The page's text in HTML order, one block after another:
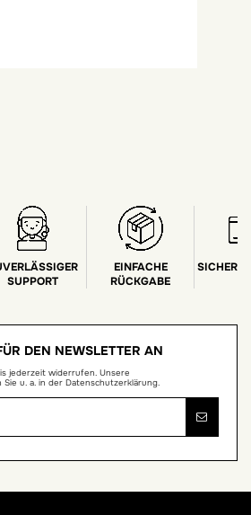
SUPPORT
EINFACHE
RÜCKGABE
SICHERE
DEN NEWSLETTER AN
jederzeit widerrufen. Unsere
u. a. in der Datenschutzerklärung.